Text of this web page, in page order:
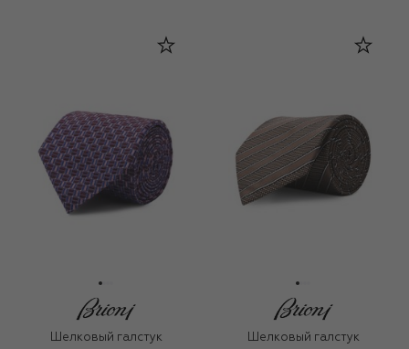
Шелковый галстук
Шелковый галстук